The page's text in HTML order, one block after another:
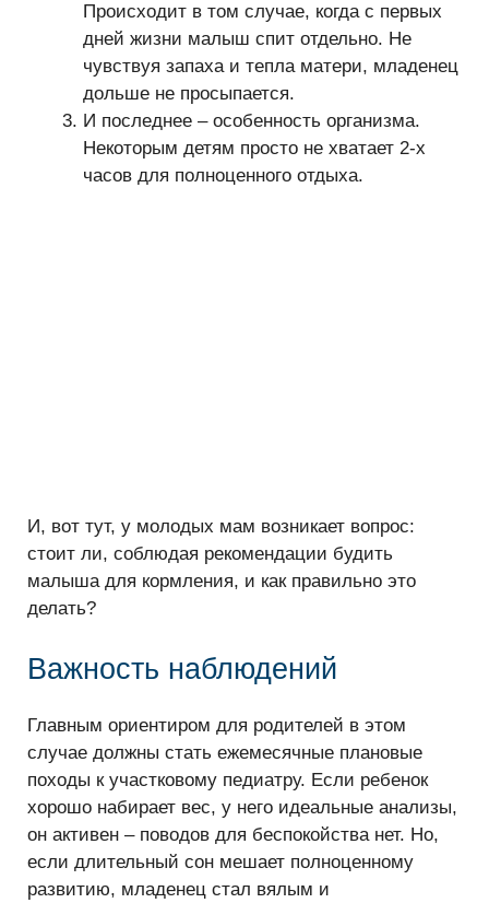
Происходит в том случае, когда с первых
дней жизни малыш спит отдельно. Не
чувствуя запаха и тепла матери, младенец
дольше не просыпается.
И последнее – особенность организма.
Некоторым детям просто не хватает 2-х
часов для полноценного отдыха.
И, вот тут, у молодых мам возникает вопрос:
стоит ли, соблюдая рекомендации будить
малыша для кормления, и как правильно это
делать?
Важность наблюдений
Главным ориентиром для родителей в этом
случае должны стать ежемесячные плановые
походы к участковому педиатру. Если ребенок
хорошо набирает вес, у него идеальные анализы,
он активен – поводов для беспокойства нет. Но,
если длительный сон мешает полноценному
развитию, младенец стал вялым и